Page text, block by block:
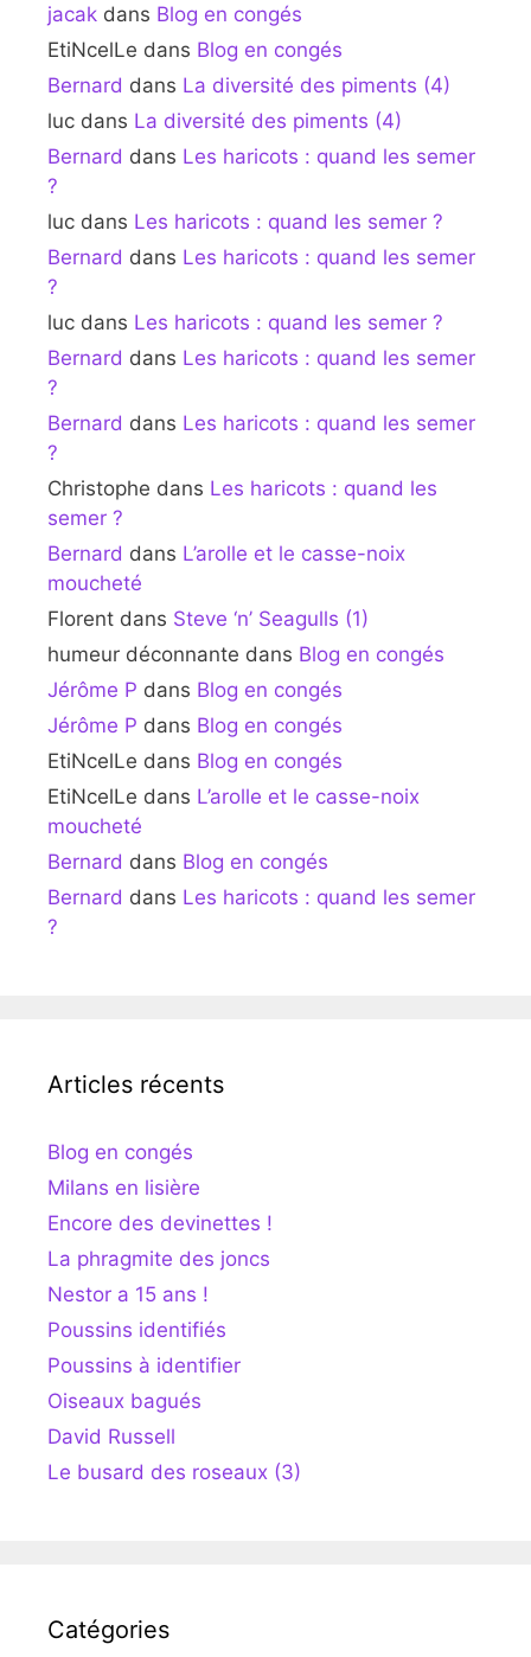
jacak dans Blog en congés
EtiNcelLe dans Blog en congés
Bernard dans La diversité des piments (4)
luc dans La diversité des piments (4)
Bernard dans Les haricots : quand les semer
?
luc dans Les haricots : quand les semer ?
Bernard dans Les haricots : quand les semer
?
luc dans Les haricots : quand les semer ?
Bernard dans Les haricots : quand les semer
?
Bernard dans Les haricots : quand les semer
?
Christophe dans Les haricots : quand les
semer ?
Bernard dans L’arolle et le casse-noix
moucheté
Florent dans Steve ‘n’ Seagulls (1)
humeur déconnante dans Blog en congés
Jérôme P dans Blog en congés
Jérôme P dans Blog en congés
EtiNcelLe dans Blog en congés
EtiNcelLe dans L’arolle et le casse-noix
moucheté
Bernard dans Blog en congés
Bernard dans Les haricots : quand les semer
?
Articles récents
Blog en congés
Milans en lisière
Encore des devinettes !
La phragmite des joncs
Nestor a 15 ans !
Poussins identifiés
Poussins à identifier
Oiseaux bagués
David Russell
Le busard des roseaux (3)
Catégories